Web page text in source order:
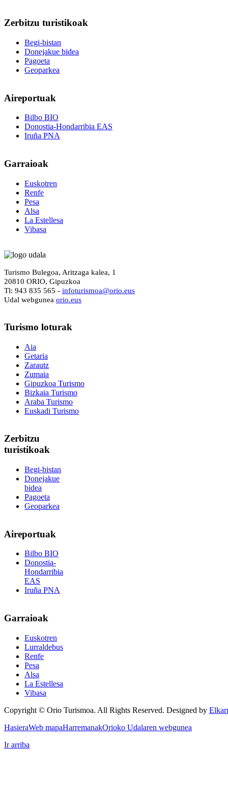
Zerbitzu turistikoak
Begi-bistan
Donejakue bidea
Pagoeta
Geoparkea
Aireportuak
Bilbo BIO
Donostia-Hondarribia EAS
Iruña PNA
Garraioak
Euskotren
Renfe
Pesa
Alsa
La Estellesa
Vibasa
Turismo Bulegoa, Aritzaga kalea, 1
20810 ORIO, Gipuzkoa
Tl: 943 835 565 - infoturismoa@orio.eus
Udal webgunea orio.eus
Turismo loturak
Aia
Getaria
Zarautz
Zumaia
Gipuzkoa Turismo
Bizkaia Turismo
Araba Turismo
Euskadi Turismo
Zerbitzu
turistikoak
Begi-bistan
Donejakue
bidea
Pagoeta
Geoparkea
Aireportuak
Bilbo BIO
Donostia-
Hondarribia
EAS
Iruña PNA
Garraioak
Euskotren
Lurraldebus
Renfe
Pesa
Alsa
La Estellesa
Vibasa
Copyright © Orio Turismoa. All Rights Reserved. Designed by
HasieraWeb mapaHarremanakOrioko Udalaren webgunea
Ir arriba